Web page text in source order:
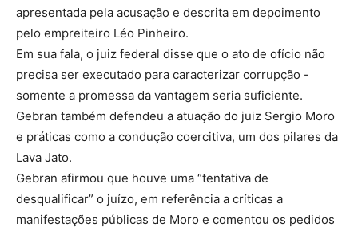
apresentada pela acusação e descrita em depoimento
pelo empreiteiro Léo Pinheiro.
Em sua fala, o juiz federal disse que o ato de ofício não
precisa ser executado para caracterizar corrupção -
somente a promessa da vantagem seria suficiente.
Gebran também defendeu a atuação do juiz Sergio Moro
e práticas como a condução coercitiva, um dos pilares da
Lava Jato.
Gebran afirmou que houve uma “tentativa de
desqualificar” o juízo, em referência a críticas a
manifestações públicas de Moro e comentou os pedidos